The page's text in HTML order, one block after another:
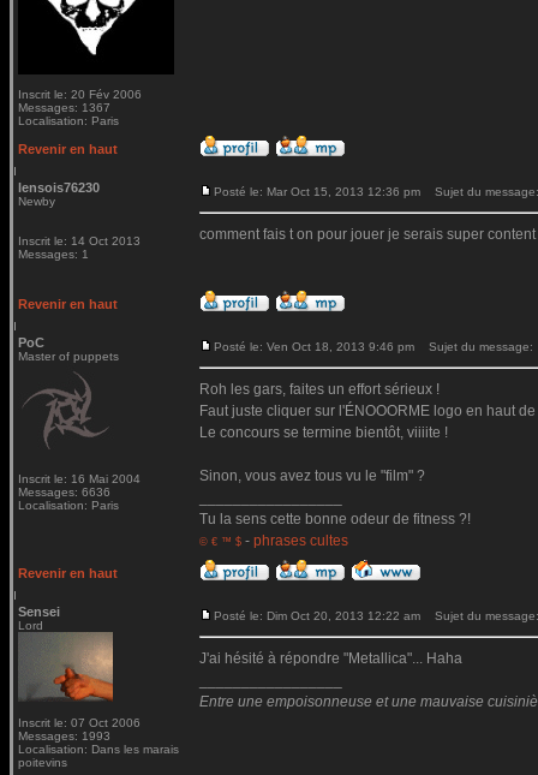
Inscrit le: 20 Fév 2006
Messages: 1367
Localisation: Paris
Revenir en haut
lensois76230
Newby
Inscrit le: 14 Oct 2013
Messages: 1
Posté le: Mar Oct 15, 2013 12:36 pm Sujet du
comment fais t on pour jouer je serais super
Revenir en haut
PoC
Master of puppets
Inscrit le: 16 Mai 2004
Messages: 6636
Localisation: Paris
Posté le: Ven Oct 18, 2013 9:46 pm Sujet du message:
Roh les gars, faites un effort sérieux !
Faut juste cliquer sur l'ÉNOOORME logo en haut
Le concours se termine bientôt, viiiite !
Sinon, vous avez tous vu le "film" ?
Tu la sens cette bonne odeur de fitness ?!
© € ™ $ - phrases cultes
Revenir en haut
Sensei
Lord
Inscrit le: 07 Oct 2006
Messages: 1993
Localisation: Dans les marais
poitevins
Posté le: Dim Oct 20, 2013 12:22 am Sujet du message:
J'ai hésité à répondre "Metallica"... Haha
Entre une empoisonneuse et une mauvaise